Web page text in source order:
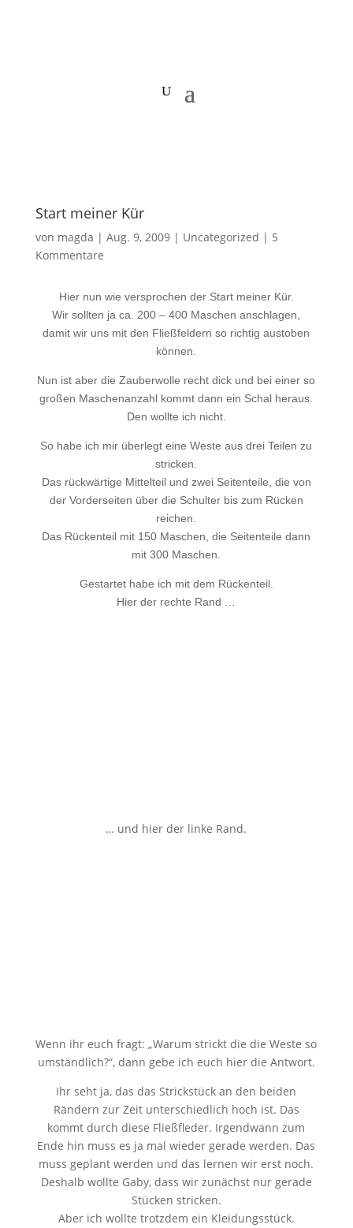
Start meiner Kür
von magda | Aug. 9, 2009| Uncategorized | 5
Kommentare
Hier nun wie versprochen der Start meiner Kür.
Wir sollten ja ca. 200 – 400 Maschen anschlagen,
damit wir uns mit den Fließfeldern so richtig austoben
können.
Nun ist aber die Zauberwolle recht dick und bei einer so
großen Maschenanzahl kommt dann ein Schal heraus.
Den wollte ich nicht.
So habe ich mir überlegt eine Weste aus drei Teilen zu
stricken.
Das rückwärtige Mittelteil und zwei Seitenteile, die von
der Vorderseiten über die Schulter bis zum Rücken
reichen.
Das Rückenteil mit 150 Maschen, die Seitenteile dann
mit 300 Maschen.
Gestartet habe ich mit dem Rückenteil.
Hier der rechte Rand …
… und hier der linke Rand.
Wenn ihr euch fragt: „Warum strickt die die Weste so
umständlich?“, dann gebe ich euch hier die Antwort.
Ihr seht ja, das das Strickstück an den beiden
Rändern zur Zeit unterschiedlich hoch ist. Das
kommt durch diese Fließfleder. Irgendwann zum
Ende hin muss es ja mal wieder gerade werden. Das
muss geplant werden und das lernen wir erst noch.
Deshalb wollte Gaby, dass wir zunächst nur gerade
Stücken stricken.
Aber ich wollte trotzdem ein Kleidungsstück.